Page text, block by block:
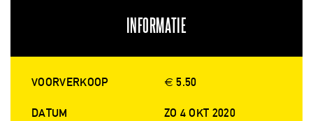
INFORMATIE
VOORVERKOOP € 5.50
DATUM ZO 4 OKT 2020